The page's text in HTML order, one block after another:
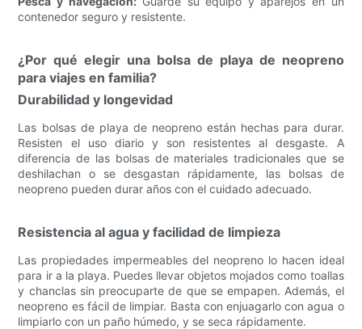
contenedor seguro y resistente.
¿Por qué elegir una bolsa de playa de neopreno
para viajes en familia?
Durabilidad y longevidad
Las bolsas de playa de neopreno están hechas para durar.
Resisten el uso diario y son resistentes al desgaste. A
diferencia de las bolsas de materiales tradicionales que se
deshilachan o se desgastan rápidamente, las bolsas de
neopreno pueden durar años con el cuidado adecuado.
Resistencia al agua y facilidad de limpieza
Las propiedades impermeables del neopreno lo hacen ideal
para ir a la playa. Puedes llevar objetos mojados como toallas
y chanclas sin preocuparte de que se empapen. Además, el
neopreno es fácil de limpiar. Basta con enjuagarlo con agua o
limpiarlo con un paño húmedo, y se seca rápidamente.